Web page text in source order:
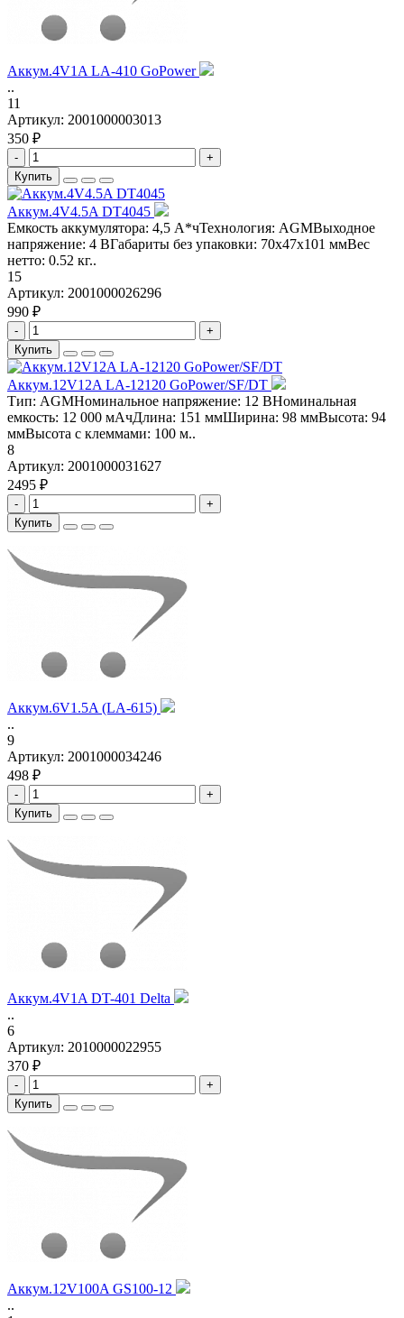
Аккум.4V1A LA-410 GoPower
..
11
Артикул: 2001000003013
350 ₽
-
+
Купить
Аккум.4V4.5A DT4045
Емкость аккумулятора: 4,5 А*чТехнология: AGMВыходное
напряжение: 4 ВГабариты без упаковки: 70x47x101 ммВес
нетто: 0.52 кг..
15
Артикул: 2001000026296
990 ₽
-
+
Купить
Аккум.12V12A LA-12120 GoPower/SF/DT
Тип: AGMНоминальное напряжение: 12 ВНоминальная
емкость: 12 000 мАчДлина: 151 ммШирина: 98 ммВысота: 94
ммВысота с клеммами: 100 м..
8
Артикул: 2001000031627
2495 ₽
-
+
Купить
Аккум.6V1.5A (LA-615)
..
9
Артикул: 2001000034246
498 ₽
-
+
Купить
Аккум.4V1A DT-401 Delta
..
6
Артикул: 2010000022955
370 ₽
-
+
Купить
Аккум.12V100A GS100-12
..